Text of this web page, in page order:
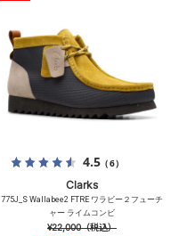
4.5（6）
Clarks
775J_S Wallabee2 FTRE ワラビー２フューチ
ャー ライムコンビ
¥22,000（税込）